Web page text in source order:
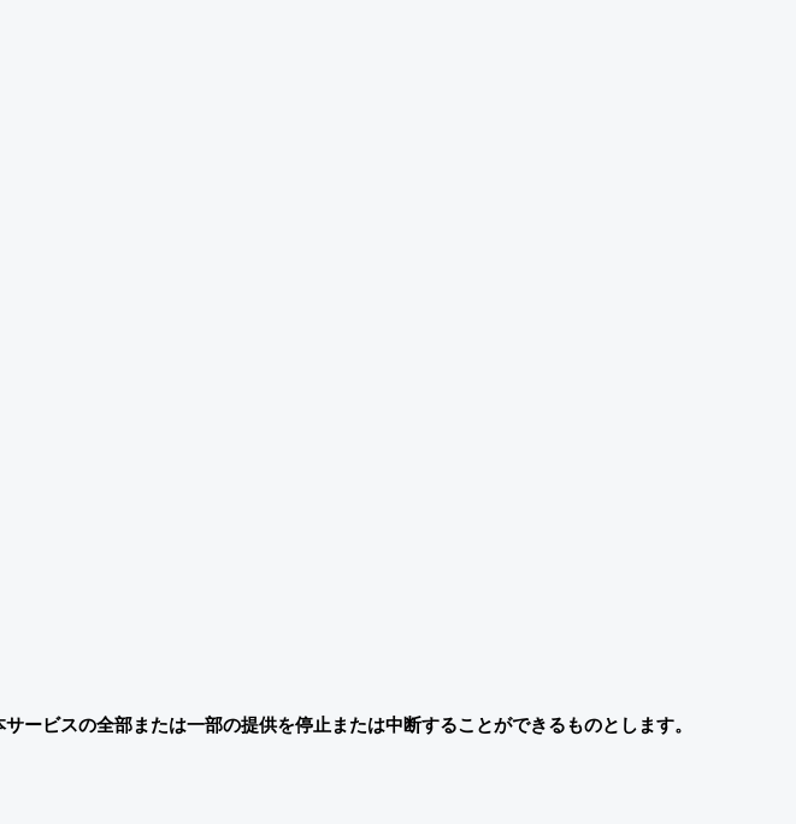
ビスの全部または一部の提供を停止または中断することができるものとします。